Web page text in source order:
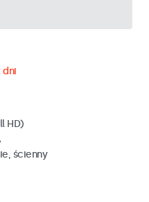
dni
HD)
ścienny